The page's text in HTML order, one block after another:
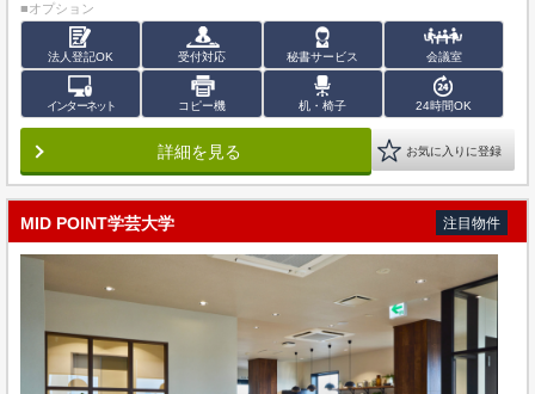
■オプション
法人登記OK 受付対応 秘書サービス 会議室
インターネット コピー機 机・椅子 24時間OK
詳細を見る お気に入りに登録
MID POINT学芸大学 注目物件